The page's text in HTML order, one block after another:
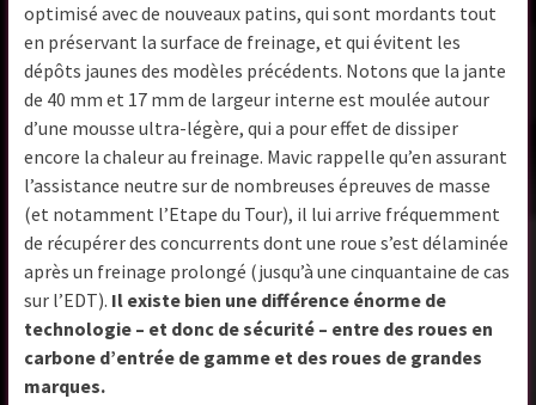
optimisé avec de nouveaux patins, qui sont mordants tout
en préservant la surface de freinage, et qui évitent les
dépôts jaunes des modèles précédents. Notons que la jante
de 40 mm et 17 mm de largeur interne est moulée autour
d’une mousse ultra-légère, qui a pour effet de dissiper
encore la chaleur au freinage. Mavic rappelle qu’en assurant
l’assistance neutre sur de nombreuses épreuves de masse
(et notamment l’Etape du Tour), il lui arrive fréquemment
de récupérer des concurrents dont une roue s’est délaminée
après un freinage prolongé (jusqu’à une cinquantaine de cas
sur l’EDT). Il existe bien une différence énorme de
technologie – et donc de sécurité – entre des roues en
carbone d’entrée de gamme et des roues de grandes
marques.